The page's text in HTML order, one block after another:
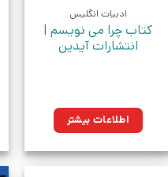
ادبیات انگلیس
کتاب چرا می نویسم |
انتشارات آیدین
اطلاعات بیشتر